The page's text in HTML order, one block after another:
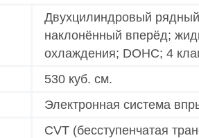
Двухцилиндровый
наклонённый вперёд;
охлаждения; DOHC; 4
530 куб. см.
Электронная система
CVT (бесступенчатая